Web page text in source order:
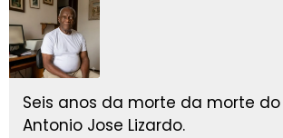
Seis anos da morte da morte
Antonio Jose Lizardo.